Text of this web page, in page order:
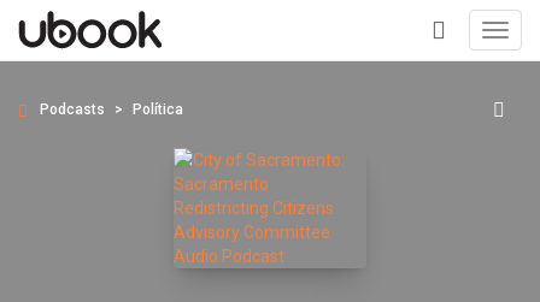
+
Podcasts Política